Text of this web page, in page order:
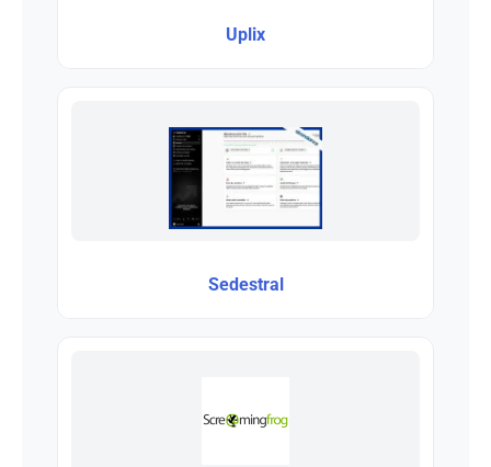
Uplix
Sedestral